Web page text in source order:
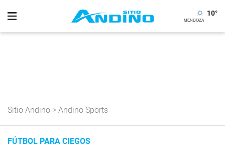
10°
Sitio Andino > Andino Sports
FÚTBOL PARA CIEGOS